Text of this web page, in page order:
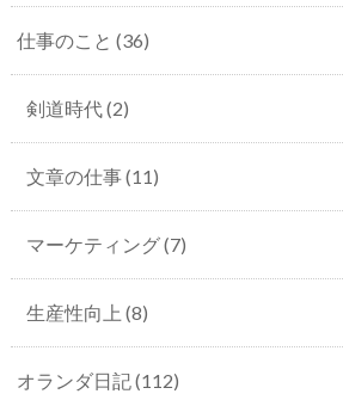
仕事のこと (36)
剣道時代(2)
文章の仕事(11)
マーケティング(7)
生産性向上 (8)
オランダ日記(112)